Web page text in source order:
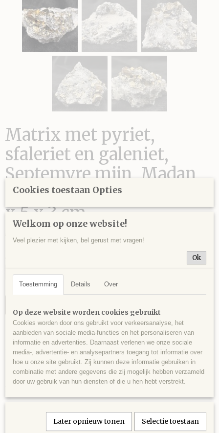
Matrix met pyriet,
sfaleriet en galeniet,
Septemvre mijn, Madan,
Bulgarije - 116 gram - 5,5
x 5 x 3 cm.
€ 15,00
Aantal
Specificaties
Productcode
PYR0065
EAN code
488
Omschrijving
Matrix met pyriet, sfaleriet en galeniet, Septemvre mijn, Madan, Bulgarije
- 116 gram - 5,5 x 5 x 3 cm.
Cookies toestaan Opties
Welkom op onze website!
Veel plezier met kijken, bel gerust met vragen!
Ok
Toestemming Details Over
Op deze website worden cookies gebruikt
Cookies worden door ons gebruikt voor verkeersanalyse, het
aanbieden van sociale media-functies en het personaliseren van
informatie en advertenties. Daarnaast verlenen we onze sociale
media-, advertentie- en analysepartners toegang tot informatie over
hoe u onze site gebruikt. Zij kunnen deze informatie gebruiken in
combinatie met andere gegevens die zij mogelijk hebben verzameld
door uw gebruik van hun diensten of die u hen hebt verstrekt.
Later opnieuw tonen Selectie toestaan